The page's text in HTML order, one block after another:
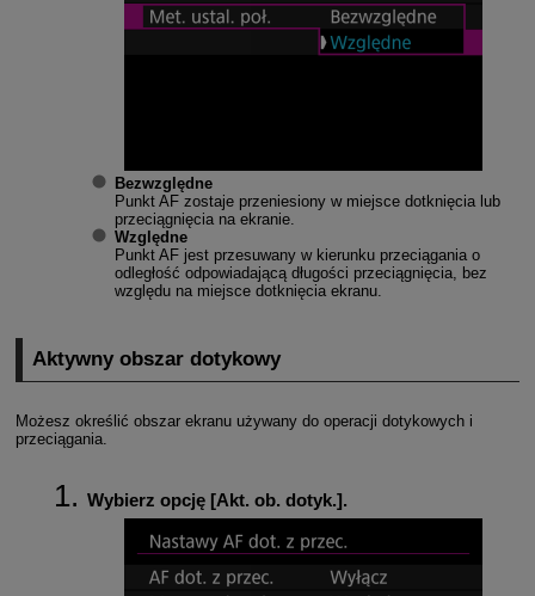
Bezwzględne
Punkt AF zostaje przeniesiony w miejsce dotknięcia lub
przeciągnięcia na ekranie.
Względne
Punkt AF jest przesuwany w kierunku przeciągania o
odległość odpowiadającą długości przeciągnięcia, bez
względu na miejsce dotknięcia ekranu.
Aktywny obszar dotykowy
Możesz określić obszar ekranu używany do operacji dotykowych i
przeciągania.
Wybierz opcję [Akt. ob. dotyk.].